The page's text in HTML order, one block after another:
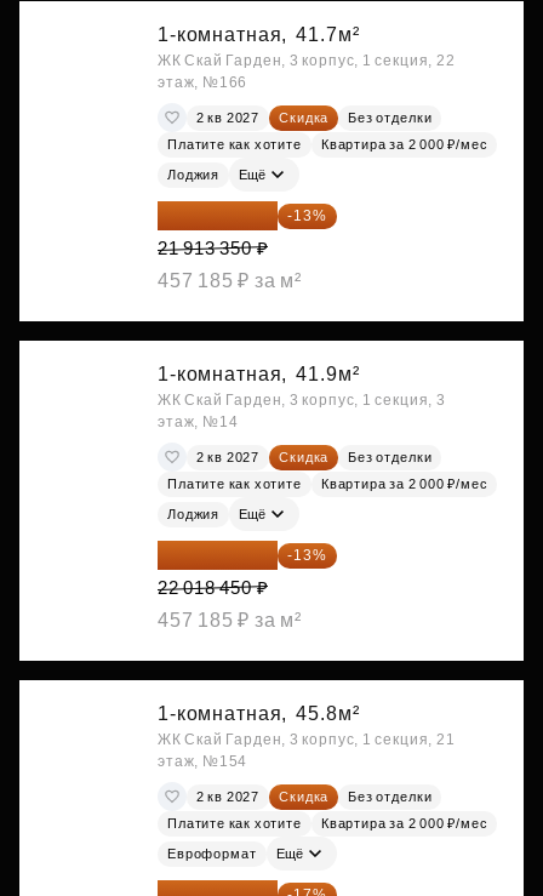
1-комнатная, 41.7м²
ЖК Скай Гарден, 3 корпус, 1 секция, 22
этаж, №166
2 кв 2027 Скидка
Без отделки
Платите как хотите
Квартира за 2 000 ₽/мес
Лоджия Ещё
19 064 615 ₽ -13%
21 913 350 ₽
457 185 ₽ за м²
1-комнатная, 41.9м²
ЖК Скай Гарден, 3 корпус, 1 секция, 3
этаж, №14
2 кв 2027 Скидка
Без отделки
Платите как хотите
Квартира за 2 000 ₽/мес
Лоджия Ещё
19 156 052 ₽ -13%
22 018 450 ₽
457 185 ₽ за м²
1-комнатная, 45.8м²
ЖК Скай Гарден, 3 корпус, 1 секция, 21
этаж, №154
2 кв 2027 Скидка
Без отделки
Платите как хотите
Квартира за 2 000 ₽/мес
Евроформат Ещё